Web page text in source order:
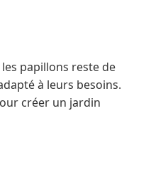
papillons reste de
à leurs besoins.
créer un jardin